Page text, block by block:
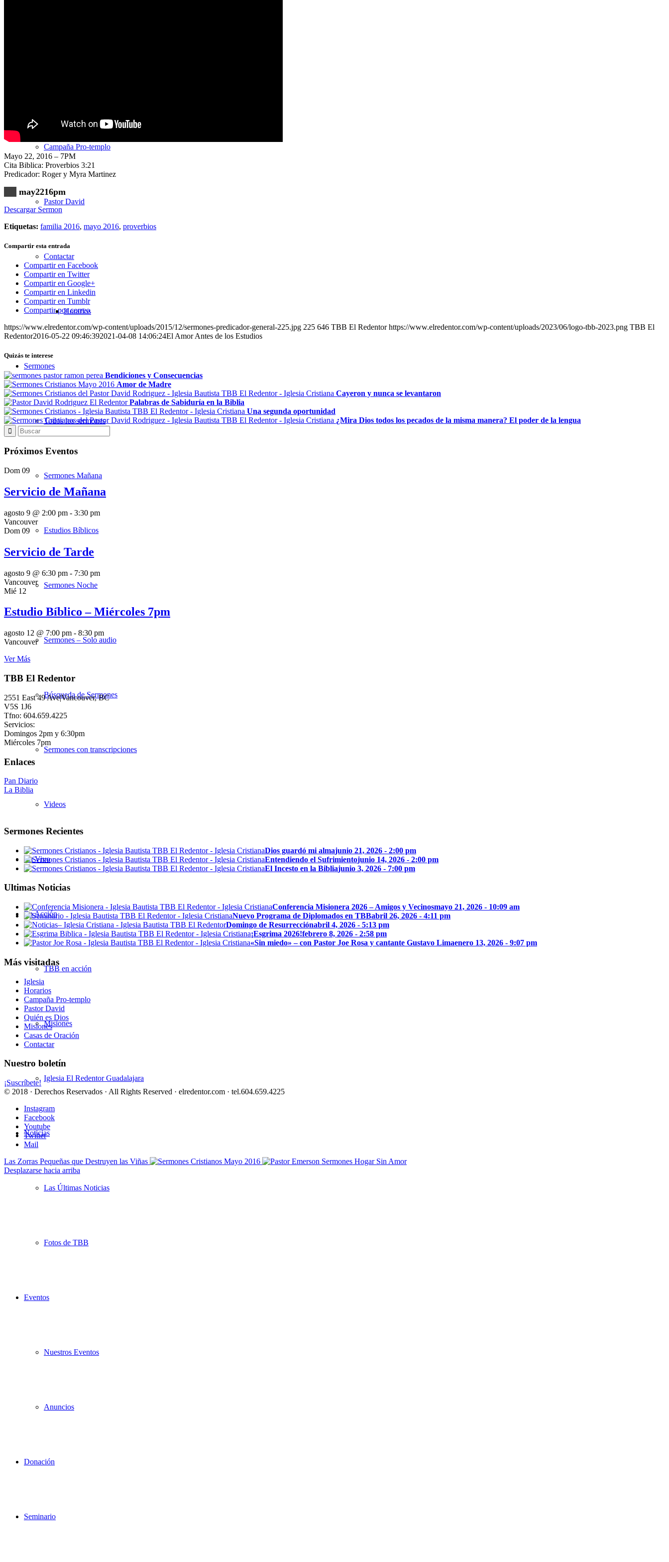
Campaña Pro-templo
Pastor David
Contactar
Horarios
Sermones
Todos los sermones
Sermones Mañana
Estudios Bíblicos
Sermones Noche
Sermones – Solo audio
Búsqueda de Sermones
Sermones con transcripciones
Videos
En Vivo
En Acción
TBB en acción
Misiones
Iglesia El Redentor Guadalajara
Noticias
Las Últimas Noticias
Fotos de TBB
Eventos
Nuestros Eventos
Anuncios
Donación
Seminario
Mayo 22, 2016 – 7PM
Cita Biblica: Proverbios 3:21
Predicador: Roger y Myra Martinez
may2216pm
Descargar Sermon
Etiquetas: familia 2016, mayo 2016, proverbios
Compartir esta entrada
Compartir en Facebook
Compartir en Twitter
Compartir en Google+
Compartir en Linkedin
Compartir en Tumblr
Compartir por correo
https://www.elredentor.com/wp-content/uploads/2015/12/sermones-predicador-general-225.jpg 225 646 TBB El Redentor https://www.elredentor.com/wp-content/uploads/2023/06/logo-tbb-2023.png TBB El
Redentor2016-05-22 09:46:392021-04-08 14:06:24El Amor Antes de los Estudios
Quizás te interese
Bendiciones y Consecuencias
Amor de Madre
Cayeron y nunca se levantaron
Palabras de Sabiduría en la Biblia
Una segunda oportunidad
¿Mira Dios todos los pecados de la misma manera? El poder de la lengua
Próximos Eventos
Dom 09
Servicio de Mañana
agosto 9 @ 2:00 pm - 3:30 pm
Vancouver
Dom 09
Servicio de Tarde
agosto 9 @ 6:30 pm - 7:30 pm
Vancouver
Mié 12
Estudio Bíblico – Miércoles 7pm
agosto 12 @ 7:00 pm - 8:30 pm
Vancouver
Ver Más
TBB El Redentor
2551 East 49 Ave|Vancouver, BC
V5S 1J6
Tfno: 604.659.4225
Servicios:
Domingos 2pm y 6:30pm
Miércoles 7pm
Enlaces
Pan Diario
La Biblia
Sermones Recientes
Dios guardó mi almajunio 21, 2026 - 2:00 pm
Entendiendo el Sufrimientojunio 14, 2026 - 2:00 pm
El Incesto en la Bibliajunio 3, 2026 - 7:00 pm
Ultimas Noticias
Conferencia Misionera 2026 – Amigos y Vecinosmayo 21, 2026 - 10:09 am
Nuevo Programa de Diplomados en TBBabril 26, 2026 - 4:11 pm
Domingo de Resurrecciónabril 4, 2026 - 5:13 pm
¡Esgrima 2026!febrero 8, 2026 - 2:58 pm
«Sin miedo» – con Pastor Joe Rosa y cantante Gustavo Limaenero 13, 2026 - 9:07 pm
Más visitadas
Iglesia
Horarios
Campaña Pro-templo
Pastor David
Quién es Dios
Misiones
Casas de Oración
Contactar
Nuestro boletín
¡Suscríbete!
© 2018 · Derechos Reservados · All Rights Reserved · elredentor.com · tel.604.659.4225
Instagram
Facebook
Youtube
Twitter
Mail
Las Zorras Pequeñas que Destruyen las Viñas
Hogar Sin Amor
Desplazarse hacia arriba